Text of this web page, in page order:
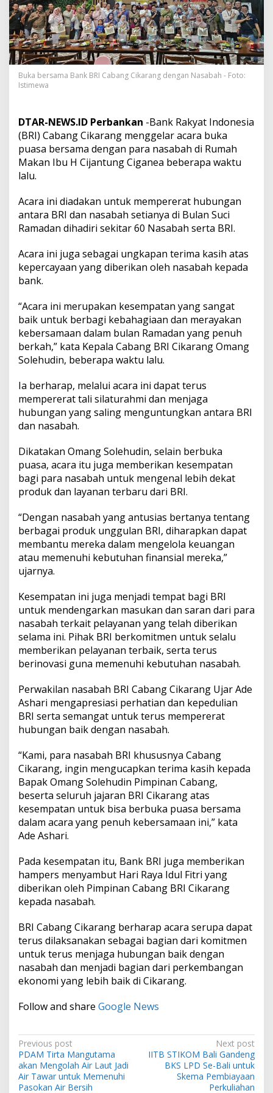
a
,
B
R
I
C
a
b
C
i
k
a
r
g
S
e
r
p
A
r
a
N
a
s
a
a
h
Buka bersama Bank BRI Cabang Cikarang dengan Nasabah - Foto:
Istimewa
DTAR-NEWS.ID Perbankan -Bank Rakyat Indonesia
(BRI) Cabang Cikarang menggelar acara buka
puasa bersama dengan para nasabah di Rumah
Makan Ibu H Cijantung Ciganea beberapa waktu
lalu.
Acara ini diadakan untuk mempererat hubungan
antara BRI dan nasabah setianya di Bulan Suci
Ramadan dihadiri sekitar 60 Nasabah serta BRI.
Acara ini juga sebagai ungkapan terima kasih atas
kepercayaan yang diberikan oleh nasabah kepada
bank.
“Acara ini merupakan kesempatan yang sangat
baik untuk berbagi kebahagiaan dan merayakan
kebersamaan dalam bulan Ramadan yang penuh
berkah,” kata Kepala Cabang BRI Cikarang Omang
Solehudin, beberapa waktu lalu.
Ia berharap, melalui acara ini dapat terus
mempererat tali silaturahmi dan menjaga
hubungan yang saling menguntungkan antara BRI
dan nasabah.
Dikatakan Omang Solehudin, selain berbuka
puasa, acara itu juga memberikan kesempatan
bagi para nasabah untuk mengenal lebih dekat
produk dan layanan terbaru dari BRI.
“Dengan nasabah yang antusias bertanya tentang
berbagai produk unggulan BRI, diharapkan dapat
membantu mereka dalam mengelola keuangan
atau memenuhi kebutuhan finansial mereka,”
ujarnya.
Kesempatan ini juga menjadi tempat bagi BRI
untuk mendengarkan masukan dan saran dari para
nasabah terkait pelayanan yang telah diberikan
selama ini. Pihak BRI berkomitmen untuk selalu
memberikan pelayanan terbaik, serta terus
berinovasi guna memenuhi kebutuhan nasabah.
Perwakilan nasabah BRI Cabang Cikarang Ujar Ade
Ashari mengapresiasi perhatian dan kepedulian
BRI serta semangat untuk terus mempererat
hubungan baik dengan nasabah.
“Kami, para nasabah BRI khususnya Cabang
Cikarang, ingin mengucapkan terima kasih kepada
Bapak Omang Solehudin Pimpinan Cabang,
beserta seluruh jajaran BRI Cikarang atas
kesempatan untuk bisa berbuka puasa bersama
dalam acara yang penuh kebersamaan ini,” kata
Ade Ashari.
Pada kesempatan itu, Bank BRI juga memberikan
hampers menyambut Hari Raya Idul Fitri yang
diberikan oleh Pimpinan Cabang BRI Cikarang
kepada nasabah.
BRI Cabang Cikarang berharap acara serupa dapat
terus dilaksanakan sebagai bagian dari komitmen
untuk terus menjaga hubungan baik dengan
nasabah dan menjadi bagian dari perkembangan
ekonomi yang lebih baik di Cikarang.
Follow and share Google News
P
o
s
Previous post
PDAM Tirta Mangutama
akan Mengolah Air Laut Jadi
Air Tawar untuk Memenuhi
Pasokan Air Bersih
Next post
IITB STIKOM Bali Gandeng
BKS LPD Se-Bali untuk
Skema Pembiayaan
Perkuliahan